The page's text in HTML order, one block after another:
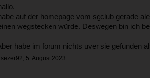
hallo.
habe auf der homepage vom sgclub gerade
wegstecken würde. Deswegen bin ich
habe im forum nichts uver sie gefunden
sezer92 5. August 2023